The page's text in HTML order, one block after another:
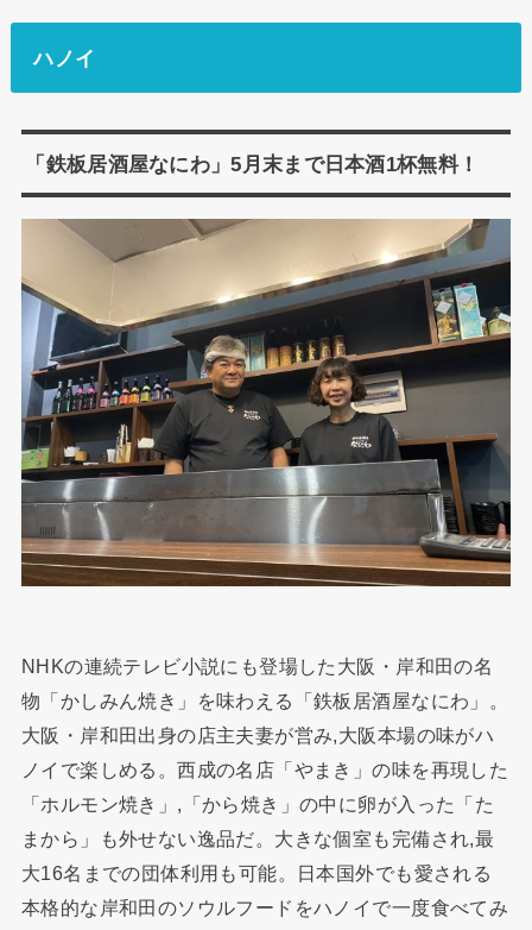
ハノイ
「鉄板居酒屋なにわ」5月末まで日本酒1杯無料！
NHKの連続テレビ小説にも登場した大阪・岸和田の名
物「かしみん焼き」を味わえる「鉄板居酒屋なにわ」。
大阪・岸和田出身の店主夫妻が営み,大阪本場の味がハ
ノイで楽しめる。西成の名店「やまき」の味を再現した
「ホルモン焼き」,「から焼き」の中に卵が入った「た
まから」も外せない逸品だ。大きな個室も完備され,最
大16名までの団体利用も可能。日本国外でも愛される
本格的な岸和田のソウルフードをハノイで一度食べてみ